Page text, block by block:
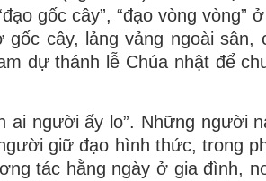
gốc cây”, “đạo vòng vòng”
cây, lảng vảng ngoài sân,
dự thánh lễ Chúa nhật để
ai người ấy lo”. Những người
giữ đạo hình thức, trong
tác hằng ngày ở gia đình,